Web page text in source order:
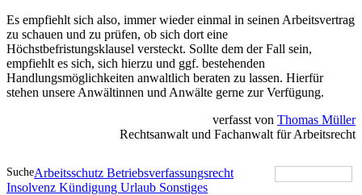
Es empfiehlt sich also, immer wieder einmal in seinen Arbeitsvertrag
zu schauen und zu prüfen, ob sich dort eine
Höchstbefristungsklausel versteckt. Sollte dem der Fall sein,
empfiehlt es sich, sich hierzu und ggf. bestehenden
Handlungsmöglichkeiten anwaltlich beraten zu lassen. Hierfür
stehen unsere Anwältinnen und Anwälte gerne zur Verfügung.
verfasst von Thomas Müller
Rechtsanwalt und Fachanwalt für Arbeitsrecht
SucheArbeitsschutz Betriebsverfassungsrecht
Insolvenz Kündigung Urlaub Sonstiges